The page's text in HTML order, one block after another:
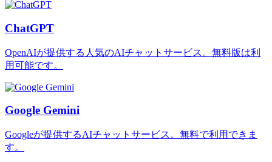
ChatGPT
OpenAIが提供する人気のAIチャットサービス。無料版は利
用可能です。
Google Gemini
Googleが提供するAIチャットサービス。無料で利用できま
す。